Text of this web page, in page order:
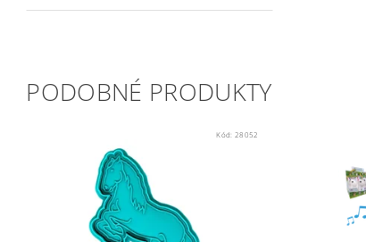
PODOBNÉ PRODUKTY
Kód: 28052